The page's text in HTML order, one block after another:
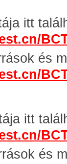
itt
és
itt
és